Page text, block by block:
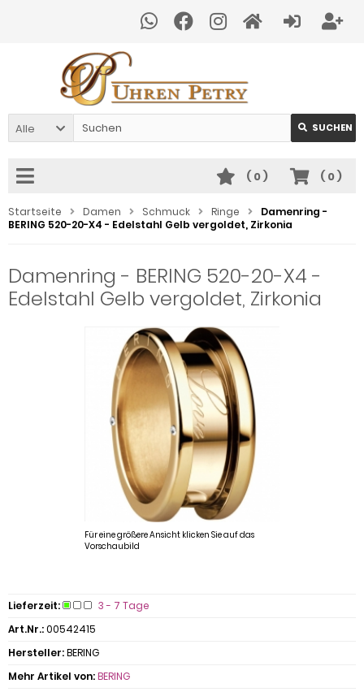
Alle SUCHEN
( 0)
( 0)
Startseite Damen Schmuck Ringe
Damenring -
BERING 520-20-X4 - Edelstahl Gelb vergoldet, Zirkonia
Damenring - BERING 520-20-X4 -
Edelstahl Gelb vergoldet, Zirkonia
Für eine größere Ansicht klicken Sie auf das
Vorschaubild
Lieferzeit:
3 - 7 Tage
Art.Nr.:00542415
Hersteller:BERING
Mehr Artikel von:BERING